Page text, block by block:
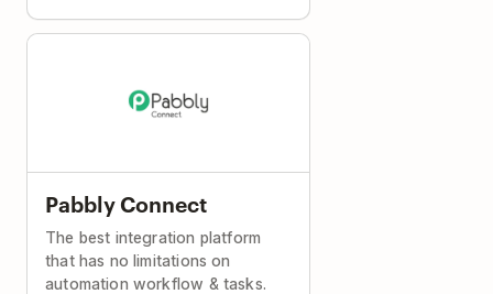
Pabbly Connect
The best integration platform
that has no limitations on
automation workflow & tasks.